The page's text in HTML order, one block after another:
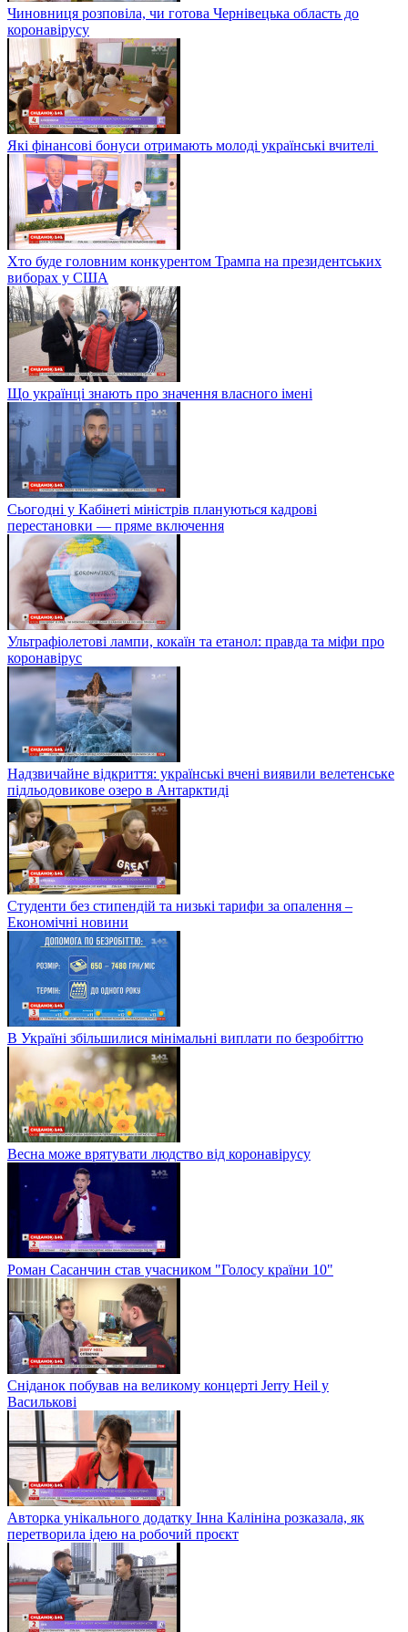
Чиновниця розповіла, чи готова Чернівецька область до
коронавірусу
Які фінансові бонуси отримають молоді українські вчителі
Хто буде головним конкурентом Трампа на президентських
виборах у США
Що українці знають про значення власного імені
Сьогодні у Кабінеті міністрів плануються кадрові
перестановки — пряме включення
Ультрафіолетові лампи, кокаїн та етанол: правда та міфи про
коронавірус
Надзвичайне відкриття: українські вчені виявили велетенське
підльодовикове озеро в Антарктиді
Студенти без стипендій та низькі тарифи за опалення –
Економічні новини
В Україні збільшилися мінімальні виплати по безробіттю
Весна може врятувати людство від коронавірусу
Роман Сасанчин став учасником "Голосу країни 10"
Сніданок побував на великому концерті Jerry Heil у
Василькові
Авторка унікального додатку Інна Калініна розказала, як
перетворила ідею на робочий проєкт